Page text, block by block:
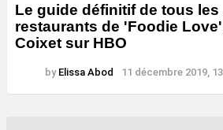
Le guide définitif de tous les
restaurants de 'Foodie
Coixet sur HBO
by Elissa Abod 11 décembre 2019,